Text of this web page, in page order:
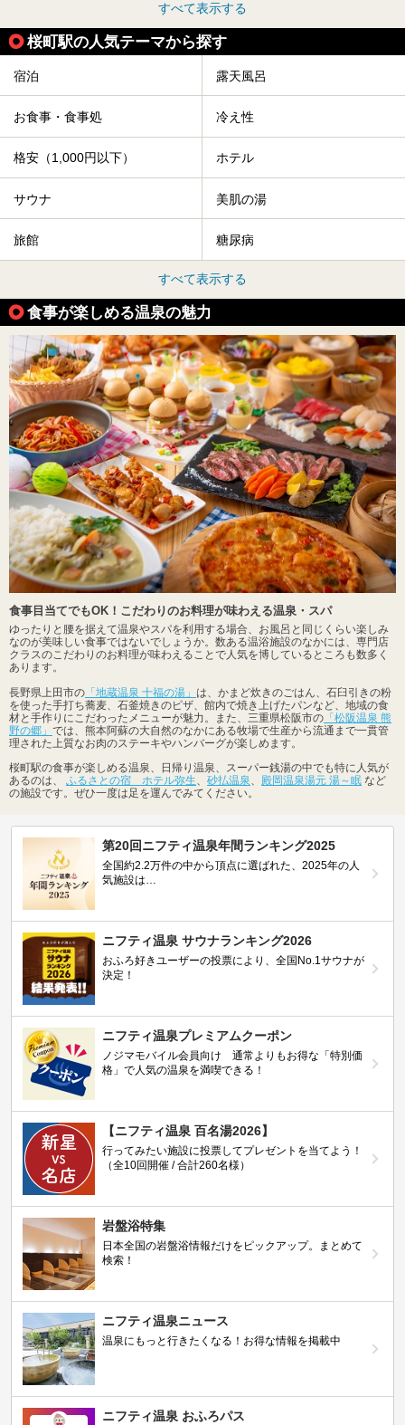
すべて表示する
桜町駅の人気テーマから探す
宿泊 露天風呂
お食事・食事処 冷え性
格安（1,000円以下） ホテル
サウナ 美肌の湯
旅館 糖尿病
すべて表示する
食事が楽しめる温泉の魅力
食事目当てでもOK！こだわりのお料理が味わえる温泉・スパ
ゆったりと腰を据えて温泉やスパを利用する場合、お風呂と同じくらい楽しみ
なのが美味しい食事ではないでしょうか。数ある温浴施設のなかには、専門店
クラスのこだわりのお料理が味わえることで人気を博しているところも数多く
あります。
長野県上田市の 「地蔵温泉 十福の湯」 は、かまど炊きのごはん、石臼引きの粉
を使った手打ち蕎麦、石釜焼きのピザ、館内で焼き上げたパンなど、地域の食
材と手作りにこだわったメニューが魅力。また、三重県松阪市の 「松阪温泉 熊
野の郷」 では、熊本阿蘇の大自然のなかにある牧場で生産から流通まで一貫管
理された上質なお肉のステーキやハンバーグが楽しめます。
桜町駅の食事が楽しめる温泉、日帰り温泉、スーパー銭湯の中でも特に人気が
あるのは、 ふるさとの宿 ホテル弥生 砂払温泉 殿岡温泉湯元 湯～眠 など
の施設です。ぜひ一度は足を運んでみてください。
第20回ニフティ温泉年間ランキング2025
全国約2.2万件の中から頂点に選ばれた、2025年の人
気施設は…
ニフティ温泉 サウナランキング2026
おふろ好きユーザーの投票により、全国No.1サウナが
決定！
ニフティ温泉プレミアムクーポン
ノジマモバイル会員向け 通常よりもお得な「特別価
格」で人気の温泉を満喫できる！
【ニフティ温泉 百名湯2026】
行ってみたい施設に投票してプレゼントを当てよう！
（全10回開催 / 合計260名様）
岩盤浴特集
日本全国の岩盤浴情報だけをピックアップ。まとめて
検索！
ニフティ温泉ニュース
温泉にもっと行きたくなる！お得な情報を掲載中
ニフティ温泉 おふろパス